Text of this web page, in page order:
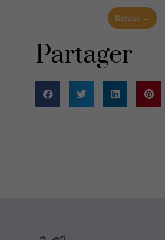
Retour →
Partager